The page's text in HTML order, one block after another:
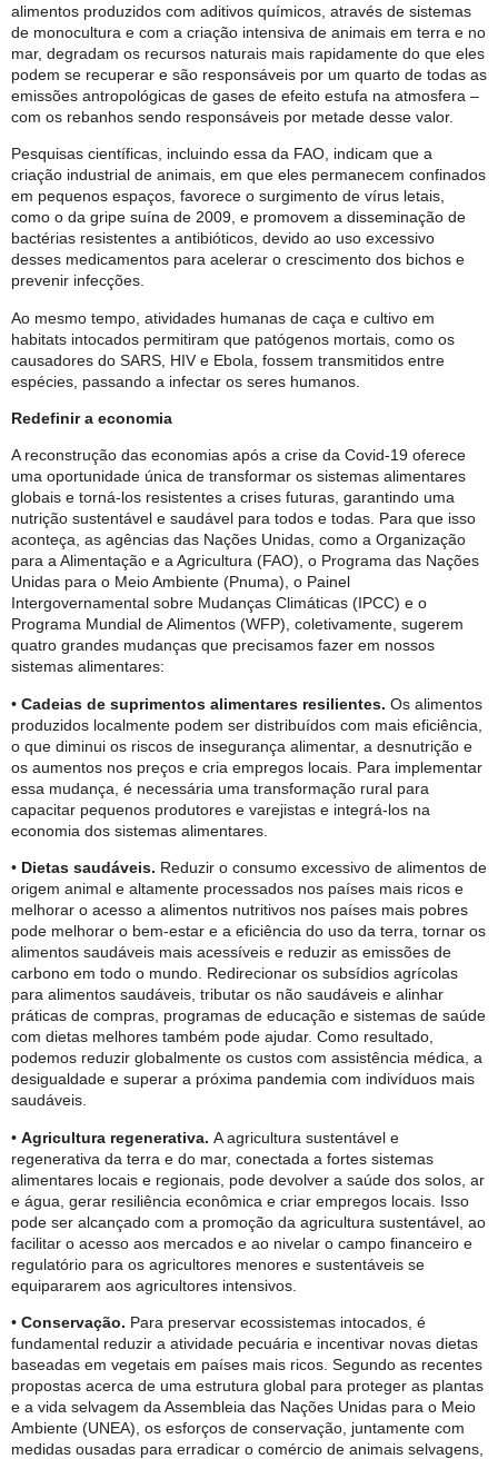
alimentos produzidos com aditivos químicos, através de sistemas
de monocultura e com a criação intensiva de animais em terra e no
mar, degradam os recursos naturais mais rapidamente do que eles
podem se recuperar e são responsáveis por um quarto de todas as
emissões antropológicas de gases de efeito estufa na atmosfera –
com os rebanhos sendo responsáveis por metade desse valor.
Pesquisas científicas, incluindo essa da FAO, indicam que a
criação industrial de animais, em que eles permanecem confinados
em pequenos espaços, favorece o surgimento de vírus letais,
como o da gripe suína de 2009, e promovem a disseminação de
bactérias resistentes a antibióticos, devido ao uso excessivo
desses medicamentos para acelerar o crescimento dos bichos e
prevenir infecções.
Ao mesmo tempo, atividades humanas de caça e cultivo em
habitats intocados permitiram que patógenos mortais, como os
causadores do SARS, HIV e Ebola, fossem transmitidos entre
espécies, passando a infectar os seres humanos.
Redefinir a economia
A reconstrução das economias após a crise da Covid-19 oferece
uma oportunidade única de transformar os sistemas alimentares
globais e torná-los resistentes a crises futuras, garantindo uma
nutrição sustentável e saudável para todos e todas. Para que isso
aconteça, as agências das Nações Unidas, como a Organização
para a Alimentação e a Agricultura (FAO), o Programa das Nações
Unidas para o Meio Ambiente (Pnuma), o Painel
Intergovernamental sobre Mudanças Climáticas (IPCC) e o
Programa Mundial de Alimentos (WFP), coletivamente, sugerem
quatro grandes mudanças que precisamos fazer em nossos
sistemas alimentares:
• Cadeias de suprimentos alimentares resilientes. Os alimentos
produzidos localmente podem ser distribuídos com mais eficiência,
o que diminui os riscos de insegurança alimentar, a desnutrição e
os aumentos nos preços e cria empregos locais. Para implementar
essa mudança, é necessária uma transformação rural para
capacitar pequenos produtores e varejistas e integrá-los na
economia dos sistemas alimentares.
• Dietas saudáveis. Reduzir o consumo excessivo de alimentos de
origem animal e altamente processados ​​nos países mais ricos e
melhorar o acesso a alimentos nutritivos nos países mais pobres
pode melhorar o bem-estar e a eficiência do uso da terra, tornar os
alimentos saudáveis ​​mais acessíveis e reduzir as emissões de
carbono em todo o mundo. Redirecionar os subsídios agrícolas
para alimentos saudáveis, tributar os não saudáveis ​​e alinhar
práticas de compras, programas de educação e sistemas de saúde
com dietas melhores também pode ajudar. Como resultado,
podemos reduzir globalmente os custos com assistência médica, a
desigualdade e superar a próxima pandemia com indivíduos mais
saudáveis.
• Agricultura regenerativa. A agricultura sustentável e
regenerativa da terra e do mar, conectada a fortes sistemas
alimentares locais e regionais, pode devolver a saúde dos solos, ar
e água, gerar resiliência econômica e criar empregos locais. Isso
pode ser alcançado com a promoção da agricultura sustentável, ao
facilitar o acesso aos mercados e ao nivelar o campo financeiro e
regulatório para os agricultores menores e sustentáveis ​​se
equipararem aos agricultores intensivos.
• Conservação. Para preservar ecossistemas intocados, é
fundamental reduzir a atividade pecuária e incentivar novas dietas
baseadas em vegetais em países mais ricos. Segundo as recentes
propostas acerca de uma estrutura global para proteger as plantas
e a vida selvagem da Assembleia das Nações Unidas para o Meio
Ambiente (UNEA), os esforços de conservação, juntamente com
medidas ousadas para erradicar o comércio de animais selvagens,